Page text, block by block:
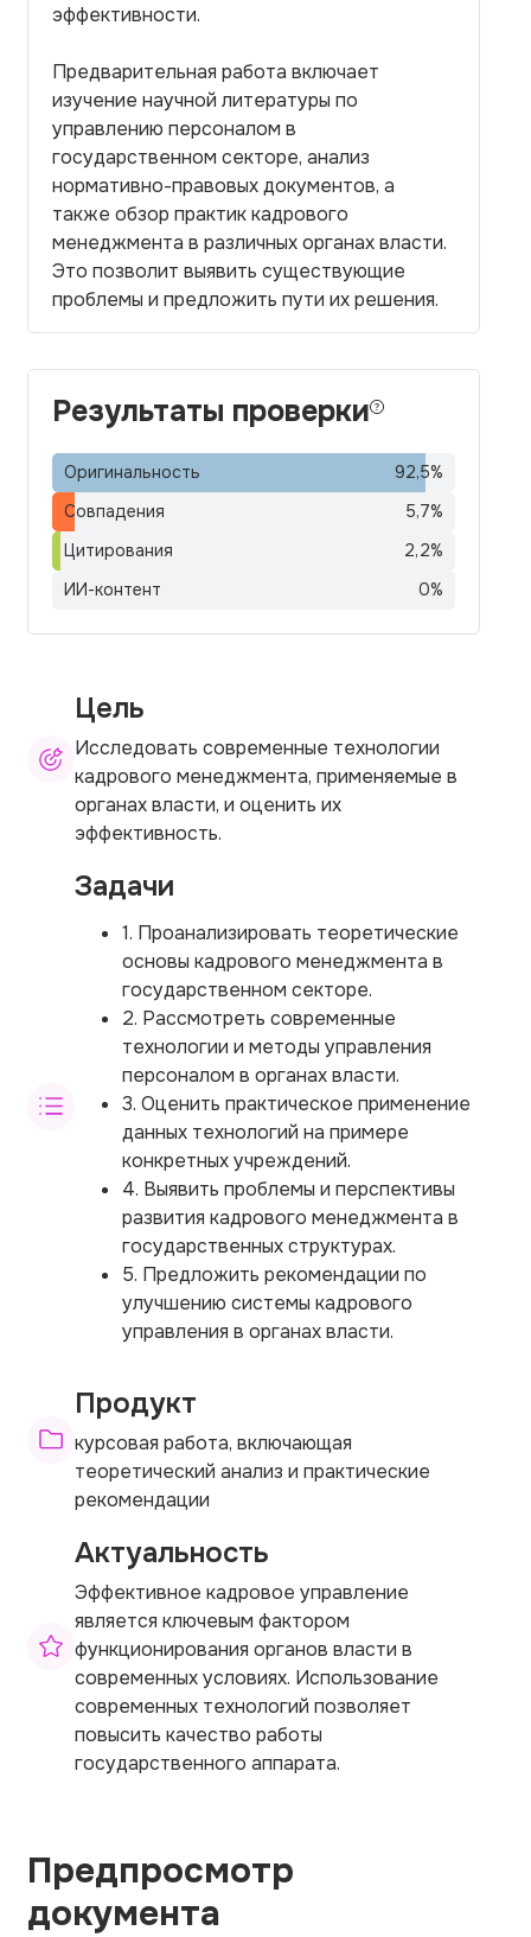
эффективности.
Предварительная работа включает
изучение научной литературы по
управлению персоналом в
государственном секторе, анализ
нормативно-правовых документов, а
также обзор практик кадрового
менеджмента в различных органах власти.
Это позволит выявить существующие
проблемы и предложить пути их решения.
Результаты проверки
Оригинальность 92,5%
Совпадения
5,7%
Цитирования
2,2%
ИИ-контент
0%
Цель
Исследовать современные технологии
кадрового менеджмента, применяемые в
органах власти, и оценить их
эффективность.
Задачи
1. Проанализировать теоретические
основы кадрового менеджмента в
государственном секторе.
2. Рассмотреть современные
технологии и методы управления
персоналом в органах власти.
3. Оценить практическое применение
данных технологий на примере
конкретных учреждений.
4. Выявить проблемы и перспективы
развития кадрового менеджмента в
государственных структурах.
5. Предложить рекомендации по
улучшению системы кадрового
управления в органах власти.
Продукт
курсовая работа, включающая
теоретический анализ и практические
рекомендации
Актуальность
Эффективное кадровое управление
является ключевым фактором
функционирования органов власти в
современных условиях. Использование
современных технологий позволяет
повысить качество работы
государственного аппарата.
Предпросмотр
документа